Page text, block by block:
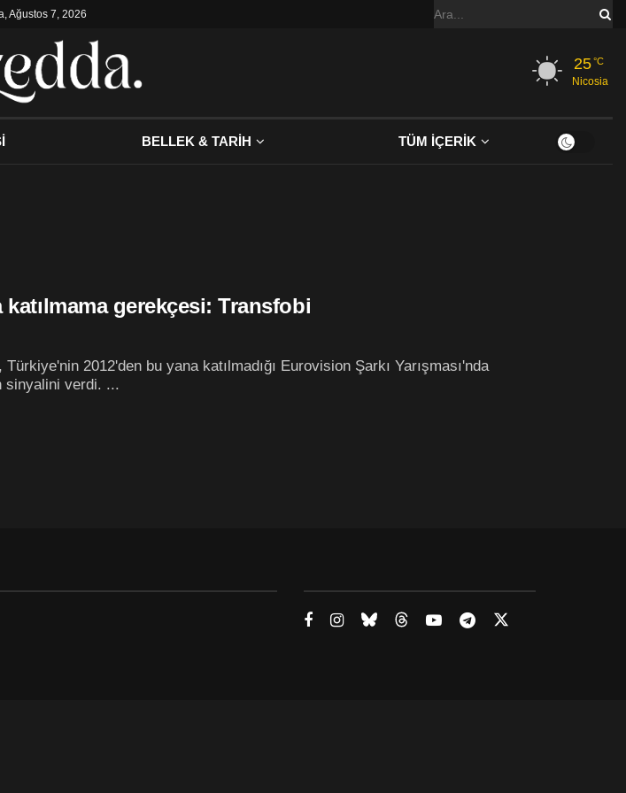
Ağustos 7, 2026
25°C
Nicosia
BELLEK & TARİH TÜM İÇERİK
katılmama gerekçesi: Transfobi
2012'den bu yana katılmadığı Eurovision Şarkı Yarışması'nda
sinyalini verdi. ...